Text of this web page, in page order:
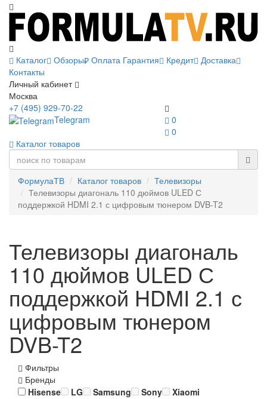
Каталог Обзоры Оплата Гарантия Кредит
Доставка
Контакты
Личный кабинет
Москва
0
0
+7 (495) 929-70-22
Telegram
Каталог товаров
ФормулаТВ Каталог товаров
Телевизоры
Телевизоры диагональ 110 дюймов ULED С
поддержкой HDMI 2.1 с цифровым тюнером DVB-T2
Телевизоры диагональ
110 дюймов ULED С
поддержкой HDMI 2.1 с
цифровым тюнером
DVB-T2
Фильтры
Бренды
Hisense
LG Samsung Sony
Xiaomi